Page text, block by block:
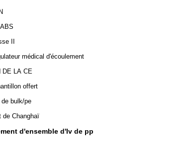
II
médical d'écoulement
DE LA CE
offert
bulk/pe
de Changhaï
d'ensemble d'Iv de pp